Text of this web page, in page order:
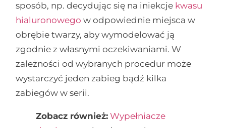
sposób, np. decydując się na iniekcje kwasu
hialuronowego w odpowiednie miejsca w
obrębie twarzy, aby wymodelować ją
zgodnie z własnymi oczekiwaniami. W
zależności od wybranych procedur może
wystarczyć jeden zabieg bądź kilka
zabiegów w serii.
Zobacz również: Wypełniacze